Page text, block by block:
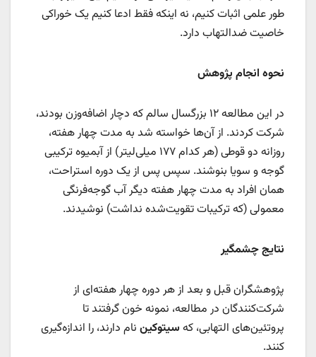
طور علمی اثبات کنیم، نه اینکه فقط ادعا کنیم یک خوراکی
خاصیت ضدالتهاب دارد.
نحوه انجام پژوهش
در این مطالعه ۱۲ بزرگسال سالم که دچار اضافه‌وزن بودند،
شرکت کردند. از آن‌ها خواسته شد به مدت چهار هفته،
روزانه دو قوطی (هر کدام ۱۷۷ میلی‌لیتر) از آبمیوه ترکیبی
گوجه و سویا بنوشند. سپس پس از یک دوره استراحت،
همان افراد به مدت چهار هفته دیگر آب گوجه‌فرنگی
معمولی (که ترکیبات تقویت‌شده نداشت) نوشیدند.
نتایج چشمگیر
پژوهشگران قبل و بعد از هر دوره چهار هفته‌ای از
شرکت‌کنندگان در مطالعه، نمونه خون گرفتند تا
پروتئین‌های التهابی، که سیتوکین نام دارند، را اندازه‌گیری
کنند.